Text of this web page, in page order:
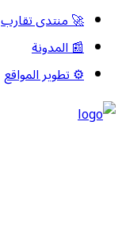
🚀 منتدى تقارب
📰 المدونة
⚙️ تطوير المواقع